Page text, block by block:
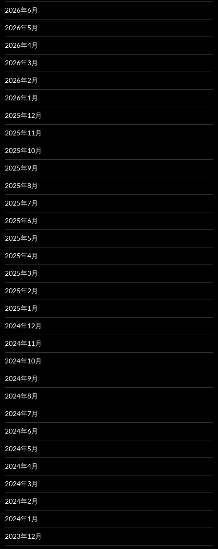
2026年6月
2026年5月
2026年4月
2026年3月
2026年2月
2026年1月
2025年12月
2025年11月
2025年10月
2025年9月
2025年8月
2025年7月
2025年6月
2025年5月
2025年4月
2025年3月
2025年2月
2025年1月
2024年12月
2024年11月
2024年10月
2024年9月
2024年8月
2024年7月
2024年6月
2024年5月
2024年4月
2024年3月
2024年2月
2024年1月
2023年12月